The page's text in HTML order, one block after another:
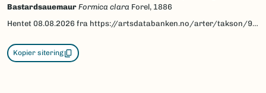
Bastardsauemaur Formica clara Forel, 1886
Hentet 08.08.2026 fra https://artsdatabanken.no/arter/takson/95903/beskrivelse
Kopier sitering